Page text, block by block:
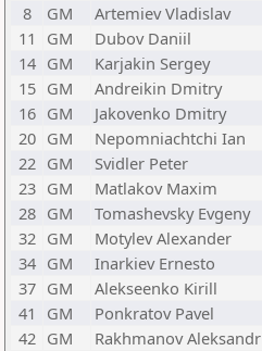
8
GM Artemiev Vladislav
11
GM Dubov Daniil
14 GM Karjakin Sergey
15 GM Andreikin Dmitry
16 GM Jakovenko Dmitry
20 GM Nepomniachtchi Ian
22 GM Svidler Peter
23 GM Matlakov Maxim
28 GM Tomashevsky Evgeny
32 GM Motylev Alexander
34 GM Inarkiev Ernesto
37 GM Alekseenko Kirill
41
GM Ponkratov Pavel
42 GM Rakhmanov Aleksandr